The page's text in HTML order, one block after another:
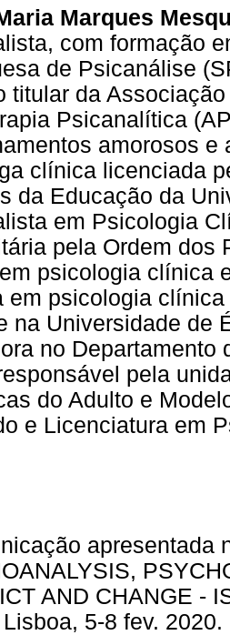
Marques
com formação
de Psicanálise
titular da
Psicanalítica
amorosos
clínica licenciada
da Educação da
em Psicologia
pela Ordem dos
psicologia clínica
em psicologia
na Universidade de
no
pela
do Adulto e
e Licenciatura em
apresentada
AND CHANGE -
5-8 fev. 2020.